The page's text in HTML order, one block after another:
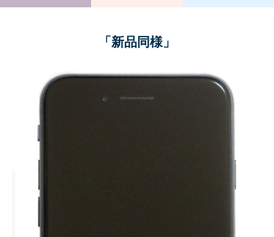
「新品同様」